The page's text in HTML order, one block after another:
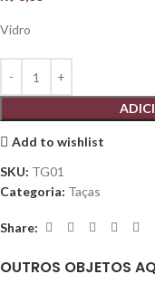
OUTROS OBJETOS
Vidro
Add to wishlist
SKU: TG01
Categoria: Taças
Share: